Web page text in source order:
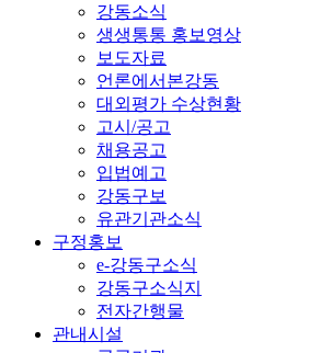
강동소식
생생통통 홍보영상
보도자료
언론에서본강동
대외평가 수상현황
고시/공고
채용공고
입법예고
강동구보
유관기관소식
구정홍보
e-강동구소식
강동구소식지
전자간행물
관내시설